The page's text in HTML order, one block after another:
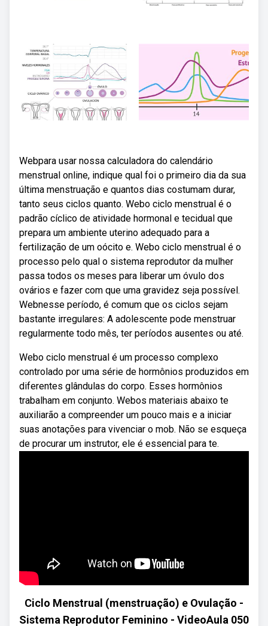
Webpara usar nossa calculadora do calendário
menstrual online, indique qual foi o primeiro dia da sua
última menstruação e quantos dias costumam durar,
tanto seus ciclos quanto. Webo ciclo menstrual é o
padrão cíclico de atividade hormonal e tecidual que
prepara um ambiente uterino adequado para a
fertilização de um oócito e. Webo ciclo menstrual é o
processo pelo qual o sistema reprodutor da mulher
passa todos os meses para liberar um óvulo dos
ovários e fazer com que uma gravidez seja possível.
Webnesse período, é comum que os ciclos sejam
bastante irregulares: A adolescente pode menstruar
regularmente todo mês, ter períodos ausentes ou até.
Webo ciclo menstrual é um processo complexo
controlado por uma série de hormônios produzidos em
diferentes glândulas do corpo. Esses hormônios
trabalham em conjunto. Webos materiais abaixo te
auxiliarão a compreender um pouco mais e a iniciar
suas anotações para vivenciar o mob. Não se esqueça
de procurar um instrutor, ele é essencial para te.
Ciclo Menstrual (menstruação) e Ovulação -
Sistema Reprodutor Feminino - VideoAula 050